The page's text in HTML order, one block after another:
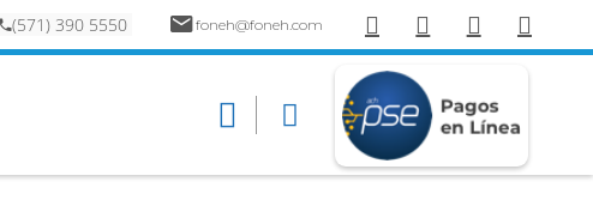
(571) 390 5550 foneh@foneh.com